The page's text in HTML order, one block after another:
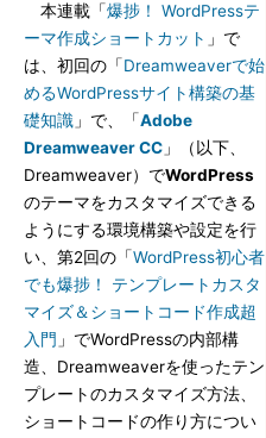
本連載「爆捗！ WordPressテ
ーマ作成ショートカット 」で
は、初回の「Dreamweaverで始
めるWordPressサイト構築の基
礎知識 」で、「Adobe
Dreamweaver CC 」（以下、
Dreamweaver）でWordPress
のテーマをカスタマイズできる
ようにする環境構築や設定を行
い、第2回の「WordPress初心者
でも爆捗！ テンプレートカスタ
マイズ＆ショートコード作成超
入門 」でWordPressの内部構
造、Dreamweaverを使ったテン
プレートのカスタマイズ方法、
ショートコードの作り方につい